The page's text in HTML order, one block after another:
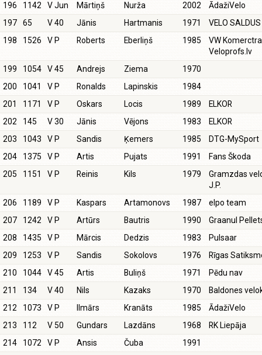
196
1142 V Jun Mārtiņš Nurža 2002
ĀdažiVelo
197
65 V 40 Jānis Hartmanis 1971
VELO SALDUS
198
1526 V P Roberts Eberliņš 1985
VW
Veloprofs.lv
199
1054 V 45 Andrejs Ziema
1970
200
1041 V P Ronalds Lapinskis
1984
201
1171 V P Oskars Locis 1989
ELKOR
202
145 V 30 Jānis Vējons 1983
ELKOR
203
1043 V P Sandis Ķemers 1985
DTG-MySport
204
1375 V P Artis Pujats 1991
Fans Škoda
205
1151 V P Reinis Kils 1979
Gramzdas
J.P.
206
1189 V P Kaspars Artamonovs 1987
elpo team
207
1242 V P Artūrs Bautris 1990
Graanul
208
1435 V P Mārcis Dedzis 1983
Pulsaar
209
1253 V P Sandis Sokolovs 1976
Rīgas
210
1044 V 45 Artis Buliņš 1971
Pēdu nav
211
134 V 40 Nils Kazaks 1970
Baldones
212
1073 V P Ilmārs Kranāts 1985
ĀdažiVelo
213
112 V 50 Gundars Lazdāns 1968
RK Liepāja
214
1072 V P Ansis Čuba 1991